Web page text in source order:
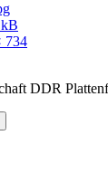
734
DDR